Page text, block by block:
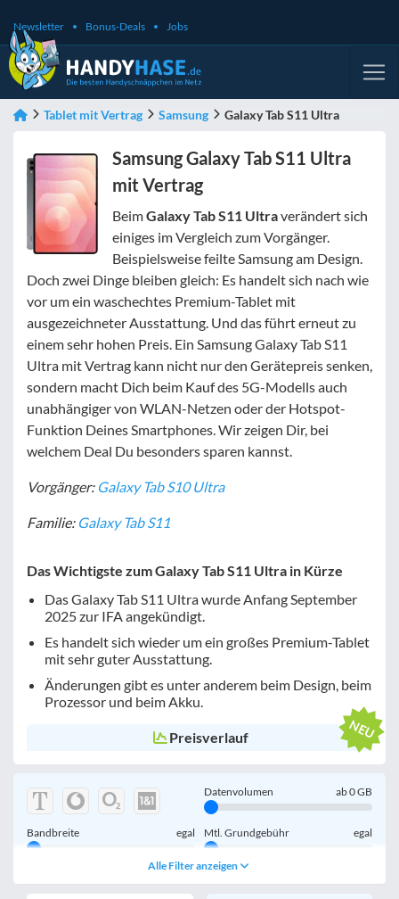
Newsletter Bonus-Deals Jobs
Tablet mit Vertrag Samsung Galaxy Tab S11 Ultra
Samsung Galaxy Tab S11 Ultra
mit Vertrag
BeimGalaxy Tab S11 Ultraverändert sich
einiges im Vergleich zum Vorgänger.
Beispielsweise feilte Samsung am Design.
Doch zwei Dinge bleiben gleich: Es handelt sich nach wie
vor um ein waschechtes Premium-Tablet mit
ausgezeichneter Ausstattung. Und das führt erneut zu
einem sehr hohen Preis. Ein Samsung Galaxy Tab S11
Ultra mit Vertrag kann nicht nur den Gerätepreis senken,
sondern macht Dich beim Kauf des 5G-Modells auch
unabhängiger von WLAN-Netzen oder der Hotspot-
Funktion Deines Smartphones. Wir zeigen Dir, bei
welchem Deal Du besonders sparen kannst.
Vorgänger: Galaxy Tab S10 Ultra
Familie: Galaxy Tab S11
Das Wichtigste zum Galaxy Tab S11 Ultra in Kürze
Das Galaxy Tab S11 Ultra wurde Anfang September
2025 zur IFA angekündigt.
Es handelt sich wieder um ein großes Premium-Tablet
mit sehr guter Ausstattung.
Änderungen gibt es unter anderem beim Design, beim
Prozessor und beim Akku.
Preisverlauf
Datenvolumen ab0GB
Bandbreite egal Mtl. Grundgebühr egal
egal
inkl. Young-Tarife
Alle Filter anzeigen